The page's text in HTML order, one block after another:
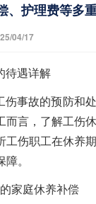
、护理费等多
04/17
待遇详解
伤事故的预防和
而言，了解工伤
工伤职工在休养
。
家庭休养补偿